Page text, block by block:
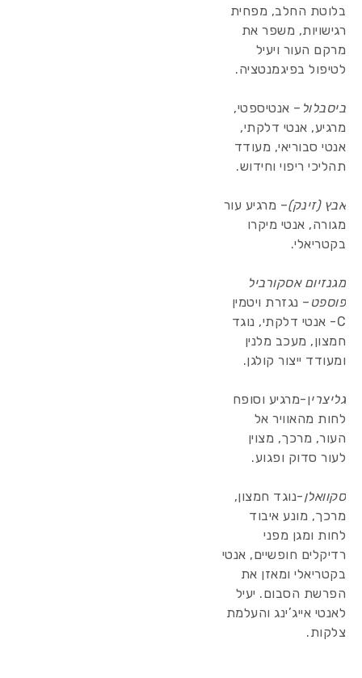
בלוטת החלב, מפחית
רגישויות, משפר את
מרקם העור ויעיל
לטיפול בפיגמנטציה.
ביסבלול – אנטיספטי,
מרגיע, אנטי דלקתי,
אנטי סבוריאי, מעודד
תהליכי ריפוי וחידוש.
אבץ (זינק)– מרגיע עור
מגורה, אנטי מיקרו
בקטריאלי.
מגנזיום אסקורביל
פוספט – נגזרת ויטמין
C- אנטי דלקתי, נוגד
חמצון, מעכב מלנין
ומעודד ייצור קולגן.
גליצרין-מרגיע וסופח
לחות מהאוויר אל
העור, מרכך, מצוין
לעור סדוק ופגוע.
סקוואלן-נוגד חמצון,
מרכך, מונע איבוד
לחות ומגן מפני
רדיקלים חופשיים, אנטי
בקטריאלי ומאזן את
הפרשת הסבום. יעיל
לאנטי אייג’ינג והעלמת
צלקות.